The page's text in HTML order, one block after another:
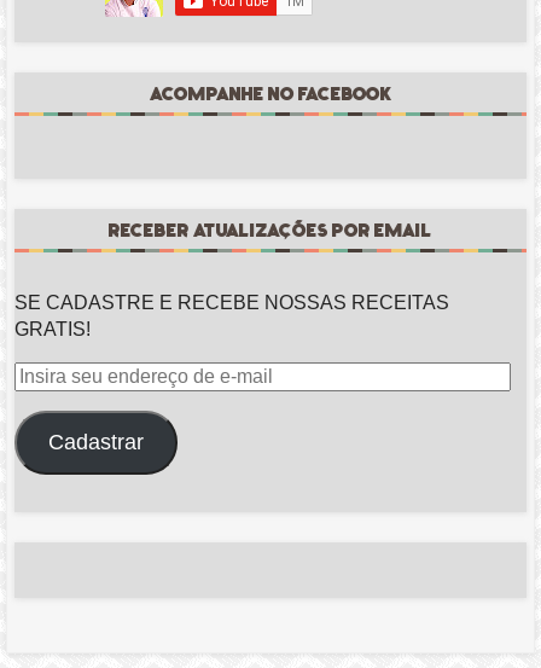
ACOMPANHE NO FACEBOOK
RECEBER ATUALIZAÇÕES POR EMAIL
SE CADASTRE E RECEBE NOSSAS RECEITAS
GRATIS!
Insira
endereço
de
Cadastrar